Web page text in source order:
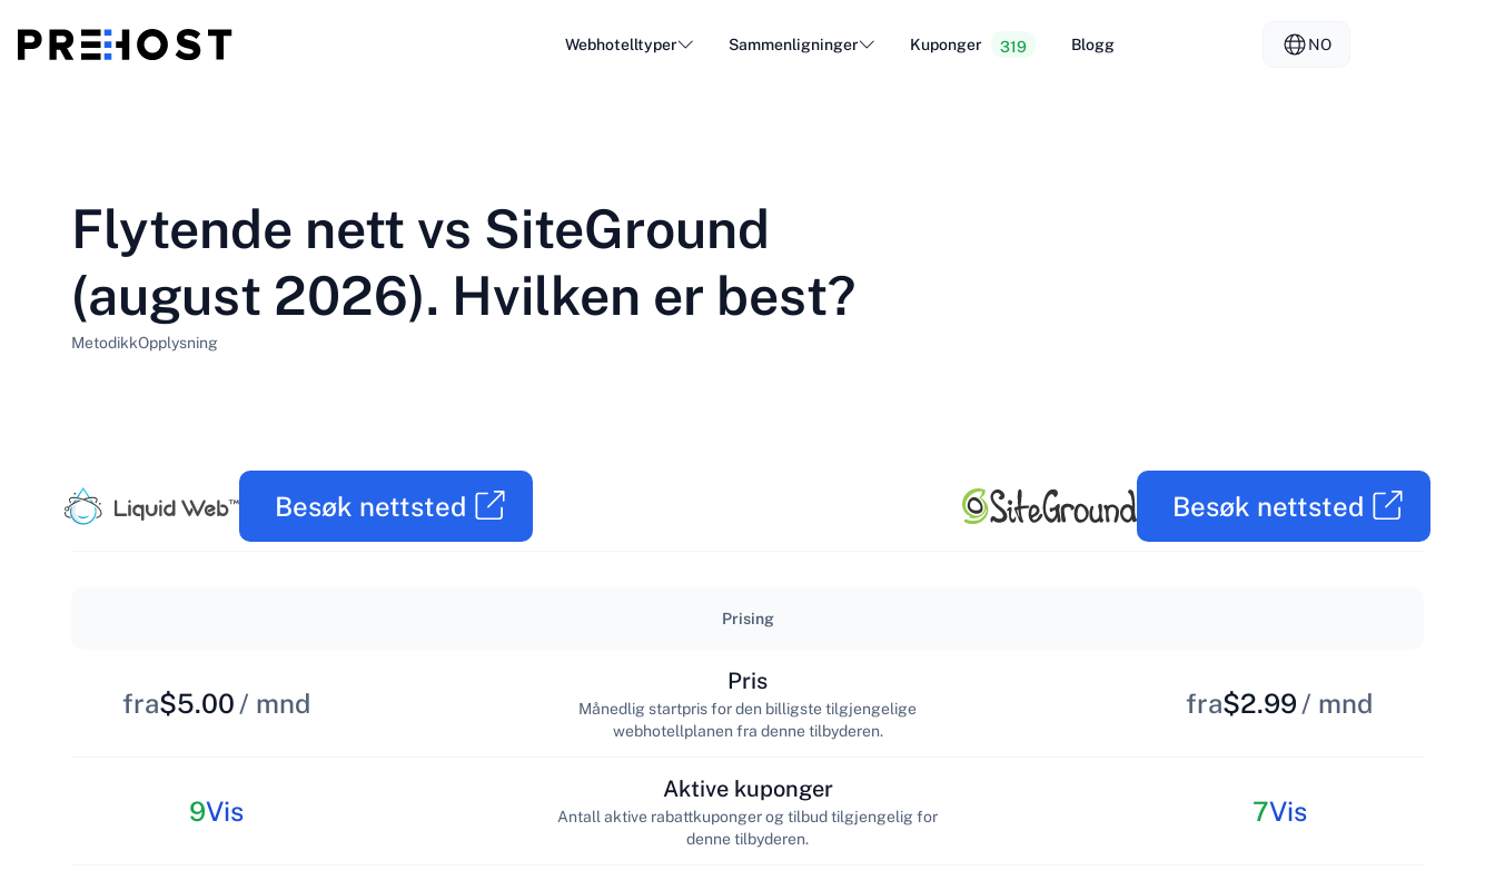
Webhotelltyper Sammenligninger Kuponger 319 Blogg NO
EN - English
HU - Magyar
LT - Lietuvių LV - Latviešu NL - Nederlands
Flytende nett vs SiteGround
(august 2026). Hvilken er best?
MetodikkOpplysning
Besøk nettsted Besøk nettsted
Prising
fra$5.00 / mnd
Pris
Månedlig startpris for den billigste tilgjengelige
webhotellplanen fra denne tilbyderen.
fra$2.99 / mnd
9Vis
Aktive kuponger
Antall aktive rabattkuponger og tilbud tilgjengelig for
denne tilbyderen.
7Vis